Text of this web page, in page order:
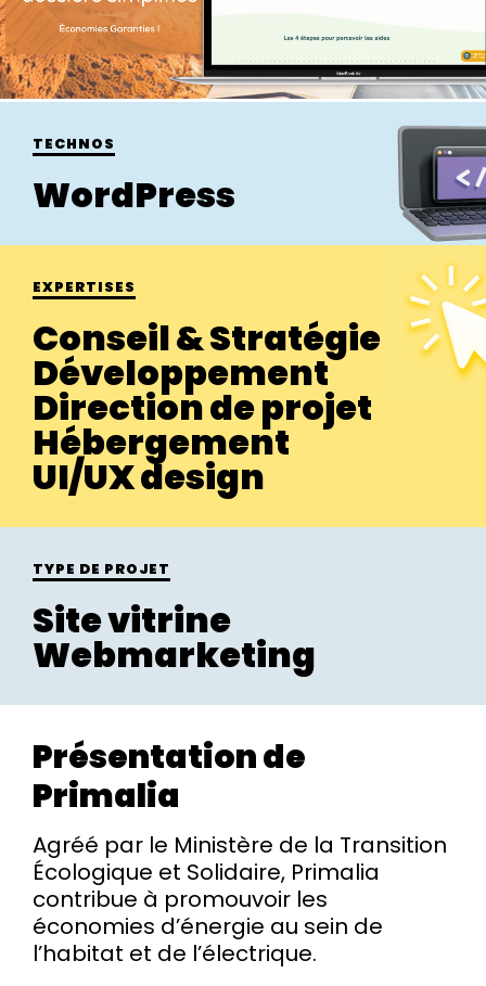
TECHNOS
WordPress
EXPERTISES
Conseil & Stratégie
Développement
Direction de projet
Hébergement
UI/UX design
TYPE DE PROJET
Site vitrine
Webmarketing
Présentation de
Primalia
Agréé par le Ministère de la Transition
Écologique et Solidaire, Primalia
contribue à promouvoir les
économies d’énergie au sein de
l’habitat et de l’électrique.